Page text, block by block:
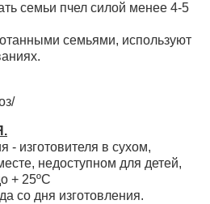
семьи пчел силой менее 4-5
семьями, используют
- изготовителя в сухом,
недоступном для детей,
+ 25ºС
со дня изготовления.